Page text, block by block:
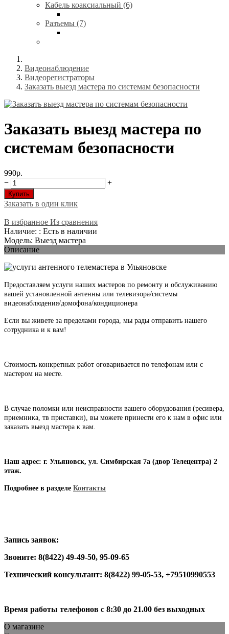
Кабель коаксиальный (6)
Разъемы (7)
Видеонаблюдение
Видеорегистраторы
Заказать выезд мастера по системам безопасности
Заказать выезд мастера по
системам безопасности
990р.
−
+
Купить
Заказать в один клик
В избранное Из сравнения
Наличие: : Есть в наличии
Модель: Выезд мастера
Описание
Предоставляем услуги наших мастеров по ремонту и обслуживанию
вашей установленной антенны или телевизора/системы
видеонаблюдения/домофона/кондиционера
Если вы живете за пределами города, мы рады отправить нашего
сотрудника и к вам!
Стоимость конкретных работ оговаривается по телефонам или с
мастером на месте.
В случае поломки или неисправности вашего оборудования (ресивера,
приемника, тв приставки), вы можете принести его к нам в офис или
заказать выезд мастера к вам.
Наш адрес: г. Ульяновск, ул. Симбирская 7а (двор Телецентра) 2
этаж.
Подробнее в разделе Контакты
Запись заявок:
Звоните: 8(8422) 49-49-50, 95-09-65
Технический консультант: 8(8422) 99-05-53, +79510990553
Время работы телефонов с 8:30 до 21.00 без выходных
О магазине